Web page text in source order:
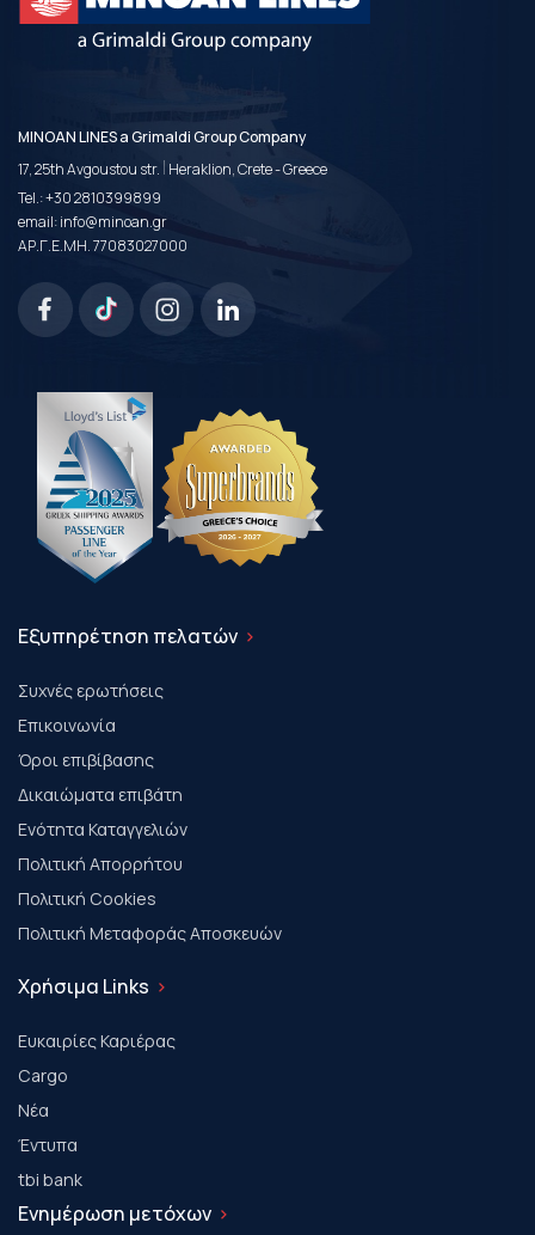
MINOAN LINES a Grimaldi Group Company
17, 25th Avgoustou str. | Heraklion, Crete - Greece
Tel.:+30 2810399899
email:info@minoan.gr
ΑΡ.Γ.Ε.ΜΗ. 77083027000
Εξυπηρέτηση πελατών
Συχνές ερωτήσεις
Επικοινωνία
Όροι επιβίβασης
Δικαιώματα επιβάτη
Ενότητα Καταγγελιών
Πολιτική Απορρήτου
Πολιτική Cookies
Πολιτική Μεταφοράς Αποσκευών
Χρήσιμα Links
Ευκαιρίες Καριέρας
Cargo
Νέα
Έντυπα
tbi bank
Ενημέρωση μετόχων